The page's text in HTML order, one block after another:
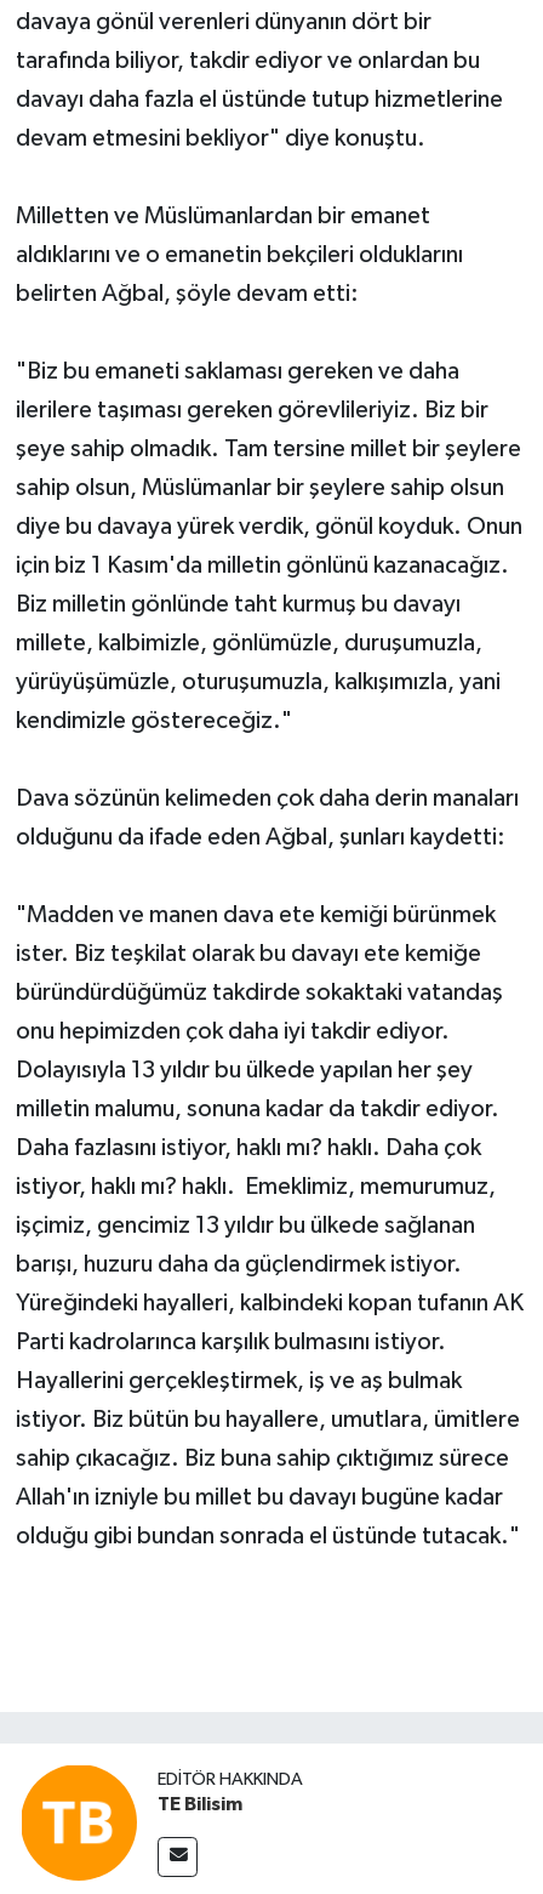
davaya gönül verenleri dünyanın dört bir
tarafında biliyor, takdir ediyor ve onlardan bu
davayı daha fazla el üstünde tutup hizmetlerine
devam etmesini bekliyor" diye konuştu.
Milletten ve Müslümanlardan bir emanet
aldıklarını ve o emanetin bekçileri olduklarını
belirten Ağbal, şöyle devam etti:
"Biz bu emaneti saklaması gereken ve daha
ilerilere taşıması gereken görevlileriyiz. Biz bir
şeye sahip olmadık. Tam tersine millet bir şeylere
sahip olsun, Müslümanlar bir şeylere sahip olsun
diye bu davaya yürek verdik, gönül koyduk. Onun
için biz 1 Kasım'da milletin gönlünü kazanacağız.
Biz milletin gönlünde taht kurmuş bu davayı
millete, kalbimizle, gönlümüzle, duruşumuzla,
yürüyüşümüzle, oturuşumuzla, kalkışımızla, yani
kendimizle göstereceğiz."
Dava sözünün kelimeden çok daha derin manaları
olduğunu da ifade eden Ağbal, şunları kaydetti:
"Madden ve manen dava ete kemiği bürünmek
ister. Biz teşkilat olarak bu davayı ete kemiğe
büründürdüğümüz takdirde sokaktaki vatandaş
onu hepimizden çok daha iyi takdir ediyor.
Dolayısıyla 13 yıldır bu ülkede yapılan her şey
milletin malumu, sonuna kadar da takdir ediyor.
Daha fazlasını istiyor, haklı mı? haklı. Daha çok
istiyor, haklı mı? haklı. Emeklimiz, memurumuz,
işçimiz, gencimiz 13 yıldır bu ülkede sağlanan
barışı, huzuru daha da güçlendirmek istiyor.
Yüreğindeki hayalleri, kalbindeki kopan tufanın AK
Parti kadrolarınca karşılık bulmasını istiyor.
Hayallerini gerçekleştirmek, iş ve aş bulmak
istiyor. Biz bütün bu hayallere, umutlara, ümitlere
sahip çıkacağız. Biz buna sahip çıktığımız sürece
Allah'ın izniyle bu millet bu davayı bugüne kadar
olduğu gibi bundan sonrada el üstünde tutacak."
EDITÖR HAKKINDA
TE Bilisim